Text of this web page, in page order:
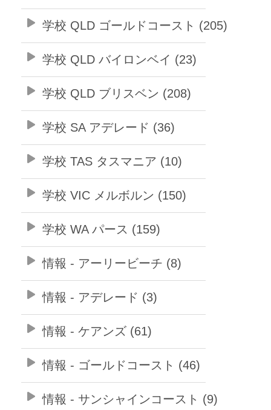
学校 QLD ゴールドコースト (205)
学校 QLD バイロンベイ (23)
学校 QLD ブリスベン (208)
学校 SA アデレード (36)
学校 TAS タスマニア (10)
学校 VIC メルボルン (150)
学校 WA パース (159)
情報 - アーリービーチ (8)
情報 - アデレード (3)
情報 - ケアンズ (61)
情報 - ゴールドコースト (46)
情報 - サンシャインコースト (9)